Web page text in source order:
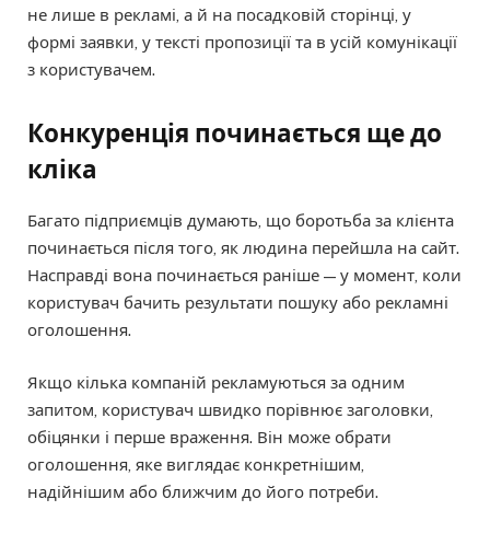
не лише в рекламі, а й на посадковій сторінці, у
формі заявки, у тексті пропозиції та в усій комунікації
з користувачем.
Конкуренція починається ще до
кліка
Багато підприємців думають, що боротьба за клієнта
починається після того, як людина перейшла на сайт.
Насправді вона починається раніше — у момент, коли
користувач бачить результати пошуку або рекламні
оголошення.
Якщо кілька компаній рекламуються за одним
запитом, користувач швидко порівнює заголовки,
обіцянки і перше враження. Він може обрати
оголошення, яке виглядає конкретнішим,
надійнішим або ближчим до його потреби.